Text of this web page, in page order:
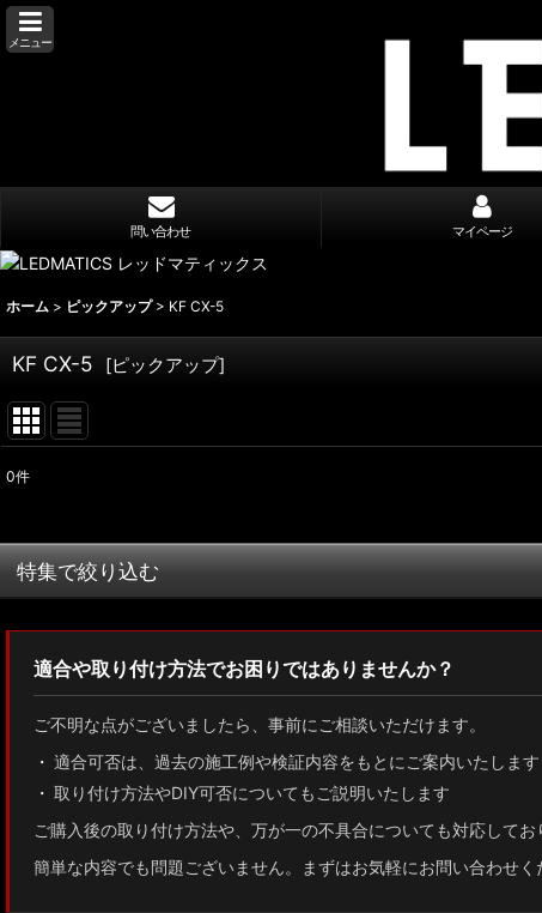
メニュー
問い合わせ マイページ
ホーム > ピックアップ > KF CX-5
KF CX-5 [ピックアップ]
並び順:
0件
特集で絞り込む
ZN8 GR86
GUN125 ハイラックス
AXUH80/85 MXUA80/85 ハリアー
適合や取り付け方法でお困りではありませんか？
ご不明な点がございましたら、事前にご相談いただけます。
適合可否は、過去の施工例や検証内容をもとにご案内いたします
取り付け方法やDIY可否についてもご説明いたします
ご購入後の取り付け方法や、万が一の不具合についても対応してお
簡単な内容でも問題ございません。まずはお気軽にお問い合わせく